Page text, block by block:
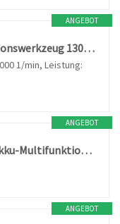
ANGEBOT
Dremel 3000 Multifunktionswerkzeug 130W, Set mit 1 Aufsatz, 25 Zubehörteilen, Variable Drehzahl 10.000-33.000 U/min zum Schneiden, Schleifen, Gravieren, Polieren, Schärfen, Reinigen, Schnitzen
1/min, Leistung:
ANGEBOT
Fanttik F2 Master Mini Akku-Multifunktionswerkzeug, NeoPulse Motor
ANGEBOT